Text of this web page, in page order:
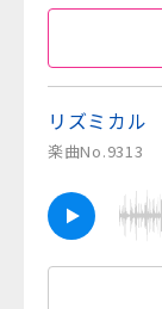
リズミカル
楽曲No.9313